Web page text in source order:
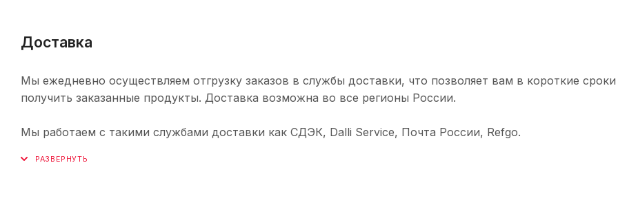
Доставка
Мы ежедневно осуществляем отгрузку заказов в службы доставки, что позволяет вам в короткие сроки
получить заказанные продукты. Доставка возможна во все регионы России.
Мы работаем с такими службами доставки как СДЭК, Dalli Service, Почта России, Refgo.